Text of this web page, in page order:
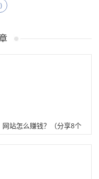
)
网站怎么赚钱？（分享8个
网站变现赚钱方法）